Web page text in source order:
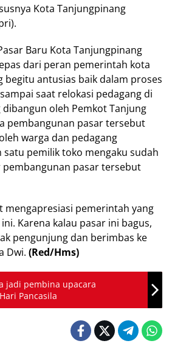
Kota Tanjungpinang
Baru Kota Tanjungpinang
dari peran pemerintah kota
begitu antusias baik dalam proses
saat relokasi pedagang di
oleh Pemkot Tanjung
pembangunan pasar tersebut
warga dan pedagang
satu pemilik toko mengaku sudah
pasar tersebut
mengapresiasi pemerintah yang
Karena kalau pasar ini bagus,
pengunjung dan berimbas ke
Dwi. (Red/Hms)
jadi pembina upacara
Pancasila